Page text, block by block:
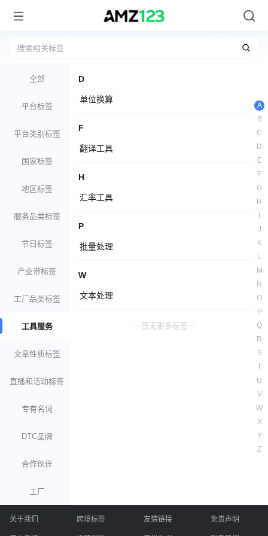
全部
平台标签
平台类别标签
国家标签
地区标签
服务品类标签
节日标签
产业带标签
工厂品类标签
工具服务
文章性质标签
直播和活动标签
专有名词
DTC品牌
合作伙伴
工厂
D
单位换算
F
翻译工具
H
汇率工具
P
批量处理
W
文本处理
暂无更多标签
A
B
C
D
E
F
G
H
J
K
L
M
N
O
P
Q
R
S
T
U
V
W
X
Y
Z
关于我们 跨境标签 友情链接 免责声明